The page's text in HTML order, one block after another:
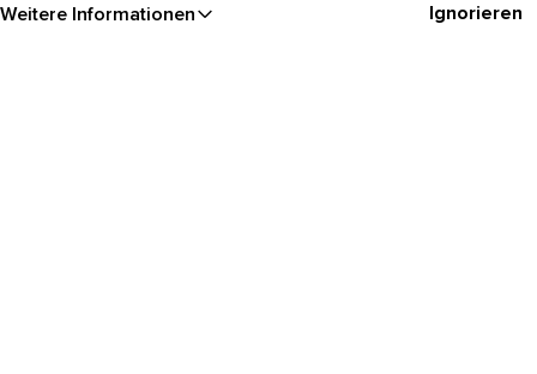
Weitere Informationen Ignorieren